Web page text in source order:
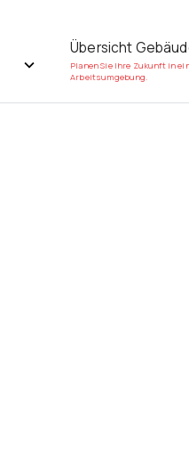
Übersicht
Planen Sie Ihre Zukunft in
Arbeitsumgebung.